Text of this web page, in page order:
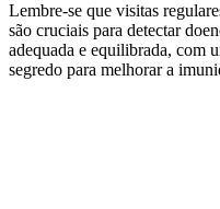
Lembre-se que visitas
são cruciais para detectar
adequada e equilibrada, com
segredo para melhorar a